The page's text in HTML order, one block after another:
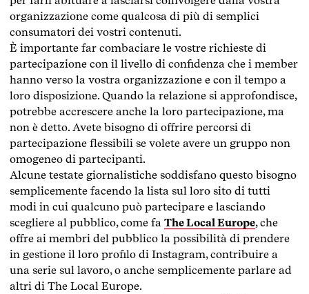
organizzazione come qualcosa di più di semplici
consumatori dei vostri contenuti.
È importante far combaciare le vostre richieste di
partecipazione con il livello di confidenza che i member
hanno verso la vostra organizzazione e con il tempo a
loro disposizione. Quando la relazione si approfondisce,
potrebbe accrescere anche la loro partecipazione, ma
non è detto. Avete bisogno di offrire percorsi di
partecipazione flessibili se volete avere un gruppo non
omogeneo di partecipanti.
Alcune testate giornalistiche soddisfano questo bisogno
semplicemente facendo la lista sul loro sito di tutti
modi in cui qualcuno può partecipare e lasciando
scegliere al pubblico, come fa The Local Europe, che
offre ai membri del pubblico la possibilità di prendere
in gestione il loro profilo di Instagram, contribuire a
una serie sul lavoro, o anche semplicemente parlare ad
altri di The Local Europe.